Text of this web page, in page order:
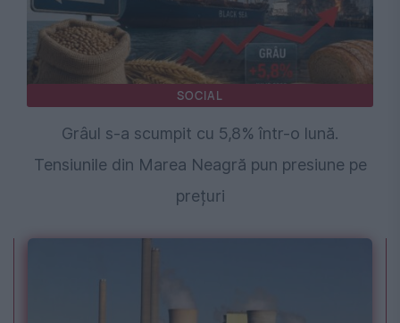
SOCIAL
Grâul s-a scumpit cu 5,8% într-o lună.
Tensiunile din Marea Neagră pun presiune pe
prețuri